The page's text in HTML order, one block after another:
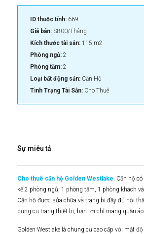
ID thuộc tính: 669
Giá bán: $800/Tháng
Kích thước tài sản: 115 m2
Phòng ngủ: 2
Phòng tắm: 2
Loại bất động sản: Căn Hộ
Tình Trạng Tài Sản: Cho Thuê
Sự miêu tả
Cho thuê căn hộ Golden Westlake. Căn hộ
kế 2 phòng ngủ, 1 phòng tắm, 1 phòng khách
Căn hộ được sửa chữa và trang bị đầy đủ nội
dụng cụ trang thiết bị, bạn tới chỉ mang quần
Golden Westlake là chung cư cao cấp với mật